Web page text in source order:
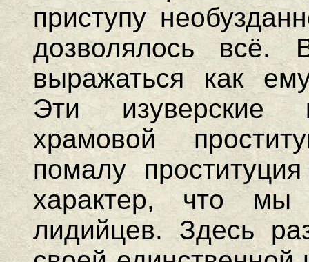
приступу
дозволялось всё.
выражаться как
Эти изуверские
храмовой
помалу
характер, что
лидийцев. Здесь